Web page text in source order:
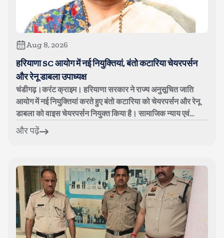
Aug 8, 2026
हरियाणा SC आयोग में नई नियुक्तियां, बंतो कटारिया चेयरपर्सन
और रेनू डाबला उपाध्यक्ष
चंडीगढ़।करंट क्राइम। हरियाणा सरकार ने राज्य अनुसूचित जाति
आयोग में नई नियुक्तियां करते हुए बंतो कटारिया को चेयरपर्सन और रेनू
डाबला को वाइस चेयरपर्सन नियुक्त किया है। सामाजिक न्याय एवं
अधिकारिता विभाग ...
और पढ़ें